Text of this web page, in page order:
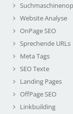
Website Analyse
OnPage SEO
Sprechende URLs
Meta Tags
SEO Texte
Landing Pages
OffPage SEO
Linkbuilding